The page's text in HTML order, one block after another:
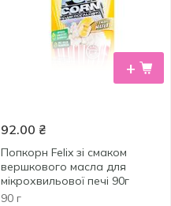
+
92.00 ₴
Попкорн Felix зі смаком
вершкового масла для
мікрохвильової печі 90г
90 г